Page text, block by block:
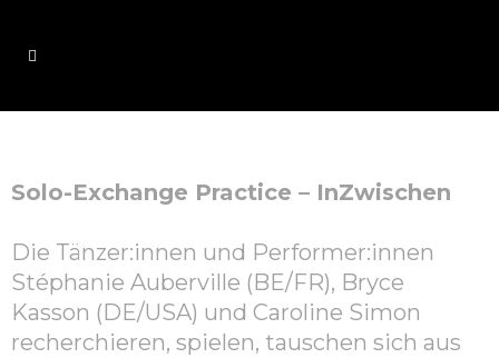
Solo-Exchange Practice – InZwischen
Die Tänzer:innen und Performer:innen
Stéphanie Auberville (BE/FR), Bryce
Kasson (DE/USA) und Caroline Simon
recherchieren, spielen, tauschen sich aus